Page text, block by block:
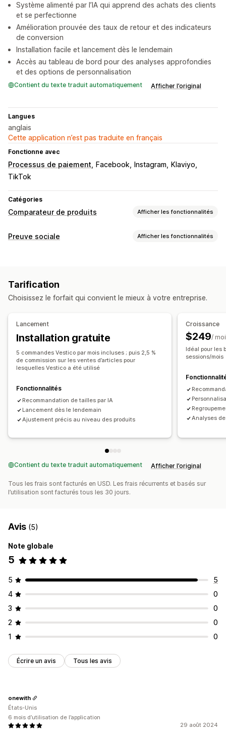
Système alimenté par l’IA qui apprend des achats des clients
et se perfectionne
Amélioration prouvée des taux de retour et des indicateurs
de conversion
Installation facile et lancement dès le lendemain
Accès au tableau de bord pour des analyses approfondies
et des options de personnalisation
Contient du texte traduit automatiquement Afficher l’original
Langues
anglais
Cette application n’est pas traduite en français
Fonctionne avec
Processus de paiement Facebook Instagram
Klaviyo
TikTok
Catégories
Comparateur de produits Afficher les fonctionnalités
Outils de comparaison
Options d’affichage
CSS personnalisées
Couleur et police
Texte personnalisé
Preuve sociale Afficher les fonctionnalités
Tarification
Choisissez le forfait qui convient le mieux à votre entreprise.
Lancement
Installation gratuite
5 commandes Vestico par mois incluses ; puis 2,5 %
de commission sur les ventes d’articles pour
lesquelles Vestico a été utilisé
Fonctionnalités
Recommandation de tailles par IA
Lancement dès le lendemain
Ajustement précis au niveau des produits
Croissance
$249/
Idéal pour les
sessions/mois
Analyses
Contient du texte traduit automatiquement Afficher l’original
Tous les frais sont facturés en USD. Les frais récurrents et basés sur
l’utilisation sont facturés tous les 30 jours.
Avis (5)
Note globale
5
5
5
4
0
3
0
2
0
1
0
Écrire un avis Tous les avis
29 août 2024
onewith
États-Unis
6 mois d’utilisation de l’application